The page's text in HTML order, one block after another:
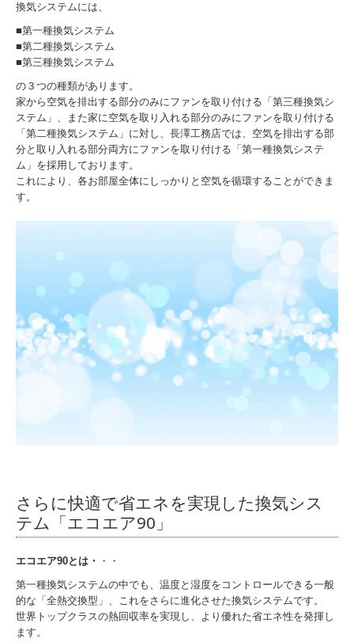
換気システムには、
■第一種換気システム
■第二種換気システム
■第三種換気システム
の３つの種類があります。
家から空気を排出する部分のみにファンを取り付ける「第三種換気シ
ステム」、また家に空気を取り入れる部分のみにファンを取り付ける
「第二種換気システム」に対し、長澤工務店では、空気を排出する部
分と取り入れる部分両方にファンを取り付ける「第一種換気システ
ム」を採用しております。
これにより、各お部屋全体にしっかりと空気を循環することができま
す。
さらに快適で省エネを実現した換気シス
テム「エコエア90」
エコエア90とは・ ・・
第一種換気システムの中でも、温度と湿度をコントロールできる一般
的な「全熱交換型」、これをさらに進化させた換気システムです。
世界トップクラスの熱回収率を実現し、より優れた省エネ性を発揮し
ます。